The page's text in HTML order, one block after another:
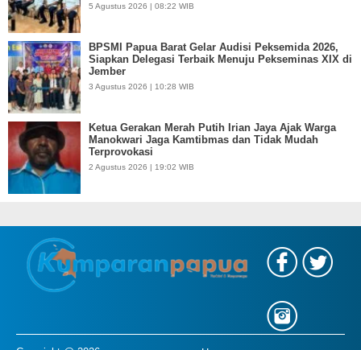
5 Agustus 2026 | 08:22 WIB
BPSMI Papua Barat Gelar Audisi Peksemida 2026,
Siapkan Delegasi Terbaik Menuju Pekseminas XIX di
Jember
3 Agustus 2026 | 10:28 WIB
Ketua Gerakan Merah Putih Irian Jaya Ajak Warga
Manokwari Jaga Kamtibmas dan Tidak Mudah
Terprovokasi
2 Agustus 2026 | 19:02 WIB